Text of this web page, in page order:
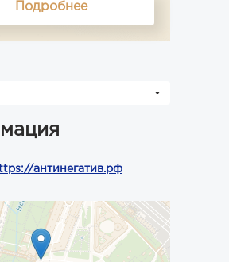
Подробнее
антинегатив.рф